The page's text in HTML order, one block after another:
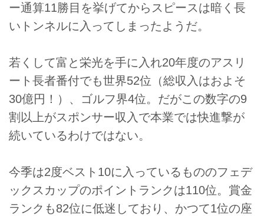
ー通算11勝目を挙げてからスピースは暗く長
いトンネルに入ってしまったようだ。
若くして富と栄光を手に入れ20年度のアスリ
ート長者番付でも世界52位（総収入はおよそ
30億円！）、ゴルフ界4位。だがこの数字の9
割以上がスポンサー収入で本業では快進撃が
続いているわけではない。
今季は2度ベスト10に入っているもののフェデ
ックスカップのポイントランクは110位。賞金
ランクも82位に低迷しており、かつて1位の座